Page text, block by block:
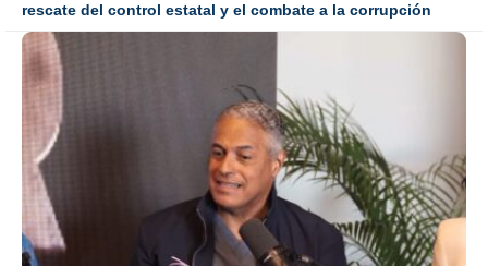
rescate del control estatal y el combate a la corrupción